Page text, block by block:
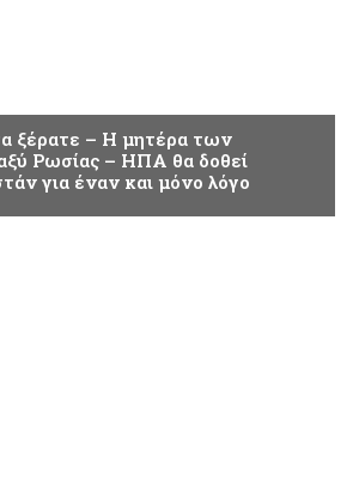
ξέρατε – Η μητέρα των
Ρωσίας – ΗΠΑ θα δοθεί
για έναν και μόνο λόγο